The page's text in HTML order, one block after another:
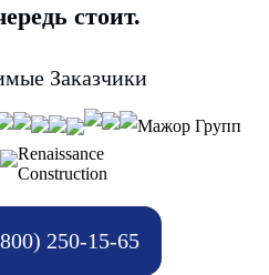
стоит.
Заказчики
Мажор Групп
Renaissance
Construction
250-15-65